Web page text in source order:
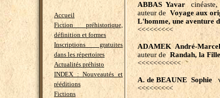
Accueil
Fiction préhistorique,
définition et formes
Inscriptions gratuites
dans les répertoires
Actualités préhisto
INDEX : Nouveautés et
rééditions
Fictions
ABBAS Yavar cinéaste,
auteur de Voyage aux
L'homme, une aventure
<<<<<<<<<
ADAMEK André-Marcel
auteur deRandah, la
<<<<<<<<<<<
A. de BEAUNE Sophie
<<<<<<<<<